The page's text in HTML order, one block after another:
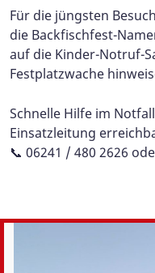
Für die jüngsten
die Backfischfest-
auf die Kinder-Notruf-
Festplatzwache
Schnelle Hilfe im
Einsatzleitung
📞 06241 / 480 2626